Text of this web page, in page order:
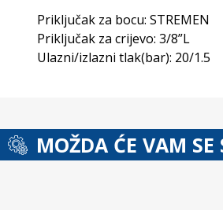
Priključak za bocu: STREMEN
Priključak za crijevo: 3/8”L
Ulazni/izlazni tlak(bar): 20/1.5
MOŽDA ĆE VAM SE